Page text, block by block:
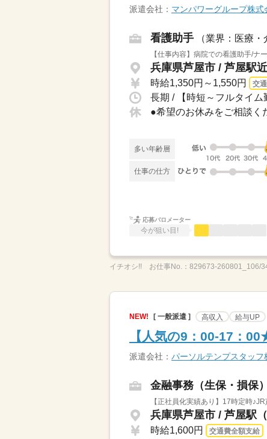
派遣会社： マンパワーグループ株
看護助手 （業界：医療・
【仕事内容】病院での看護助手/
兵庫県芦屋市 / 芦屋駅近
時給1,350円～1,550円 交
長期 / 【時短～フルタイ
多い年齢層
仕事の仕方
応募バロメーター
今が狙い目!
イチオシ!! お仕事No.： 829673-260801_106/
NEW! [ 一般派遣 ] 高収入 給与UP
【人気の9：00-17：
派遣会社： パーソルテンプスタッ
金融事務（生保・損保）
【正社員化実績あり】17時定時
兵庫県芦屋市 / 芦屋駅（
時給1,600円 交通費全額支給